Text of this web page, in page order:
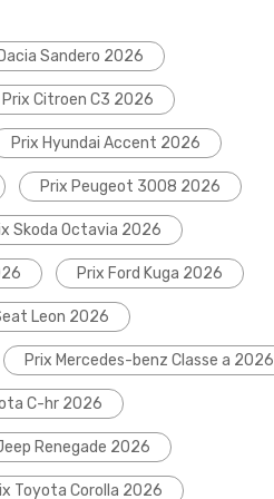
Sandero 2026
Prix Citroen C3 2026
Prix Hyundai Accent 2026
Prix Peugeot 3008 2026
Skoda Octavia 2026
Prix Ford Kuga 2026
Leon 2026
Prix Mercedes-benz Classe a 2026
C-hr 2026
Renegade 2026
Toyota Corolla 2026